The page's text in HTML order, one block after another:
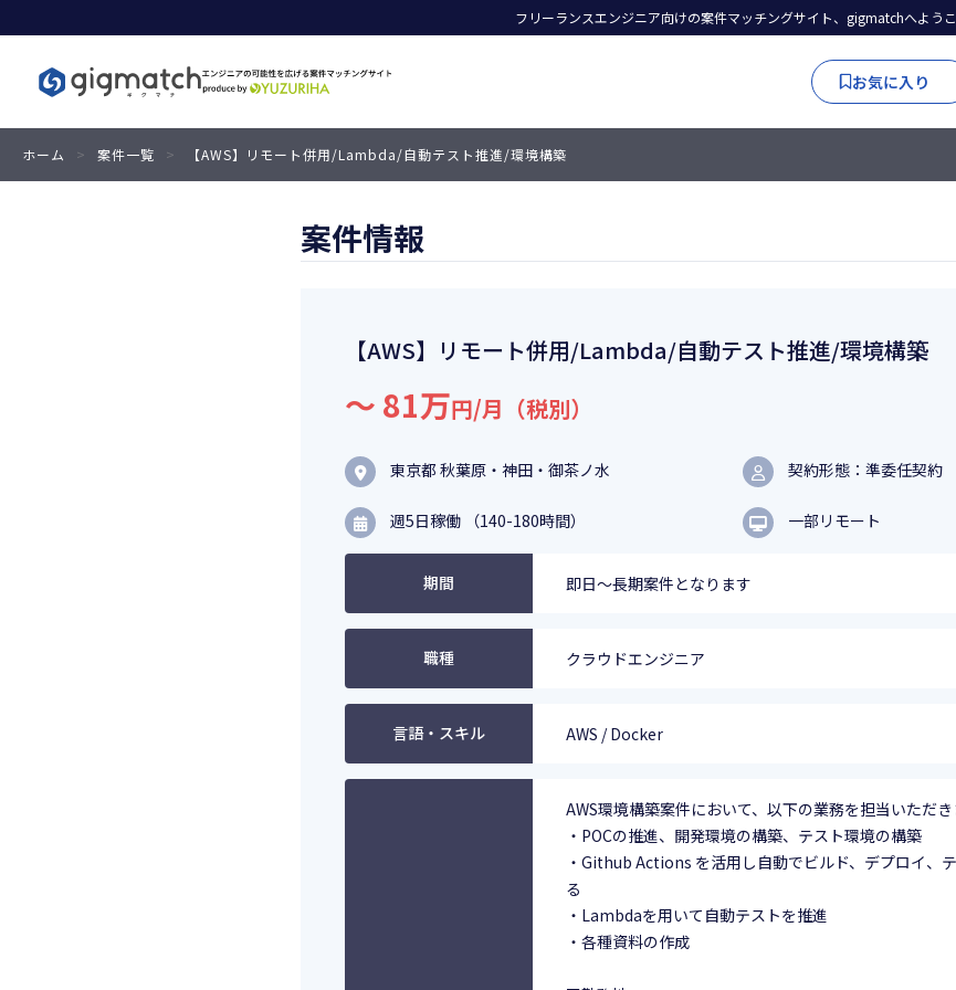
フリーランスエンジニア向けの案件マッチングサイト、gigmatchへよう
お気に入り
ホーム > 案件一覧 > 【AWS】リモート併用/Lambda/自動テスト推進/環境構築
案件情報
【AWS】リモート併用/Lambda/自動テスト推進/環境構築
〜 81万円/月（税別）
東京都 秋葉原・神田・御茶ノ水 契約形態：準委任契約
週5日稼働 （140-180時間） 一部リモート
期間 即日～長期案件となります
職種 クラウドエンジニア
言語・スキル AWS / Docker
AWS環境構築案件において、以下の業務を担当いただき
・POCの推進、開発環境の構築、テスト環境の構築
・Github Actions を活用し自動でビルド、デプロイ、
る
・Lambdaを用いて自動テストを推進
・各種資料の作成